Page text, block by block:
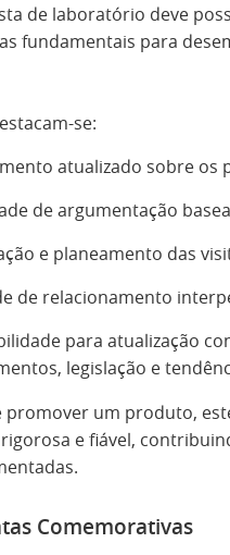
de laboratório deve
fundamentais para
se:
atualizado sobre os
de argumentação
e planeamento das
de relacionamento
para atualização
legislação e
promover um produto,
e fiável,
Comemorativas